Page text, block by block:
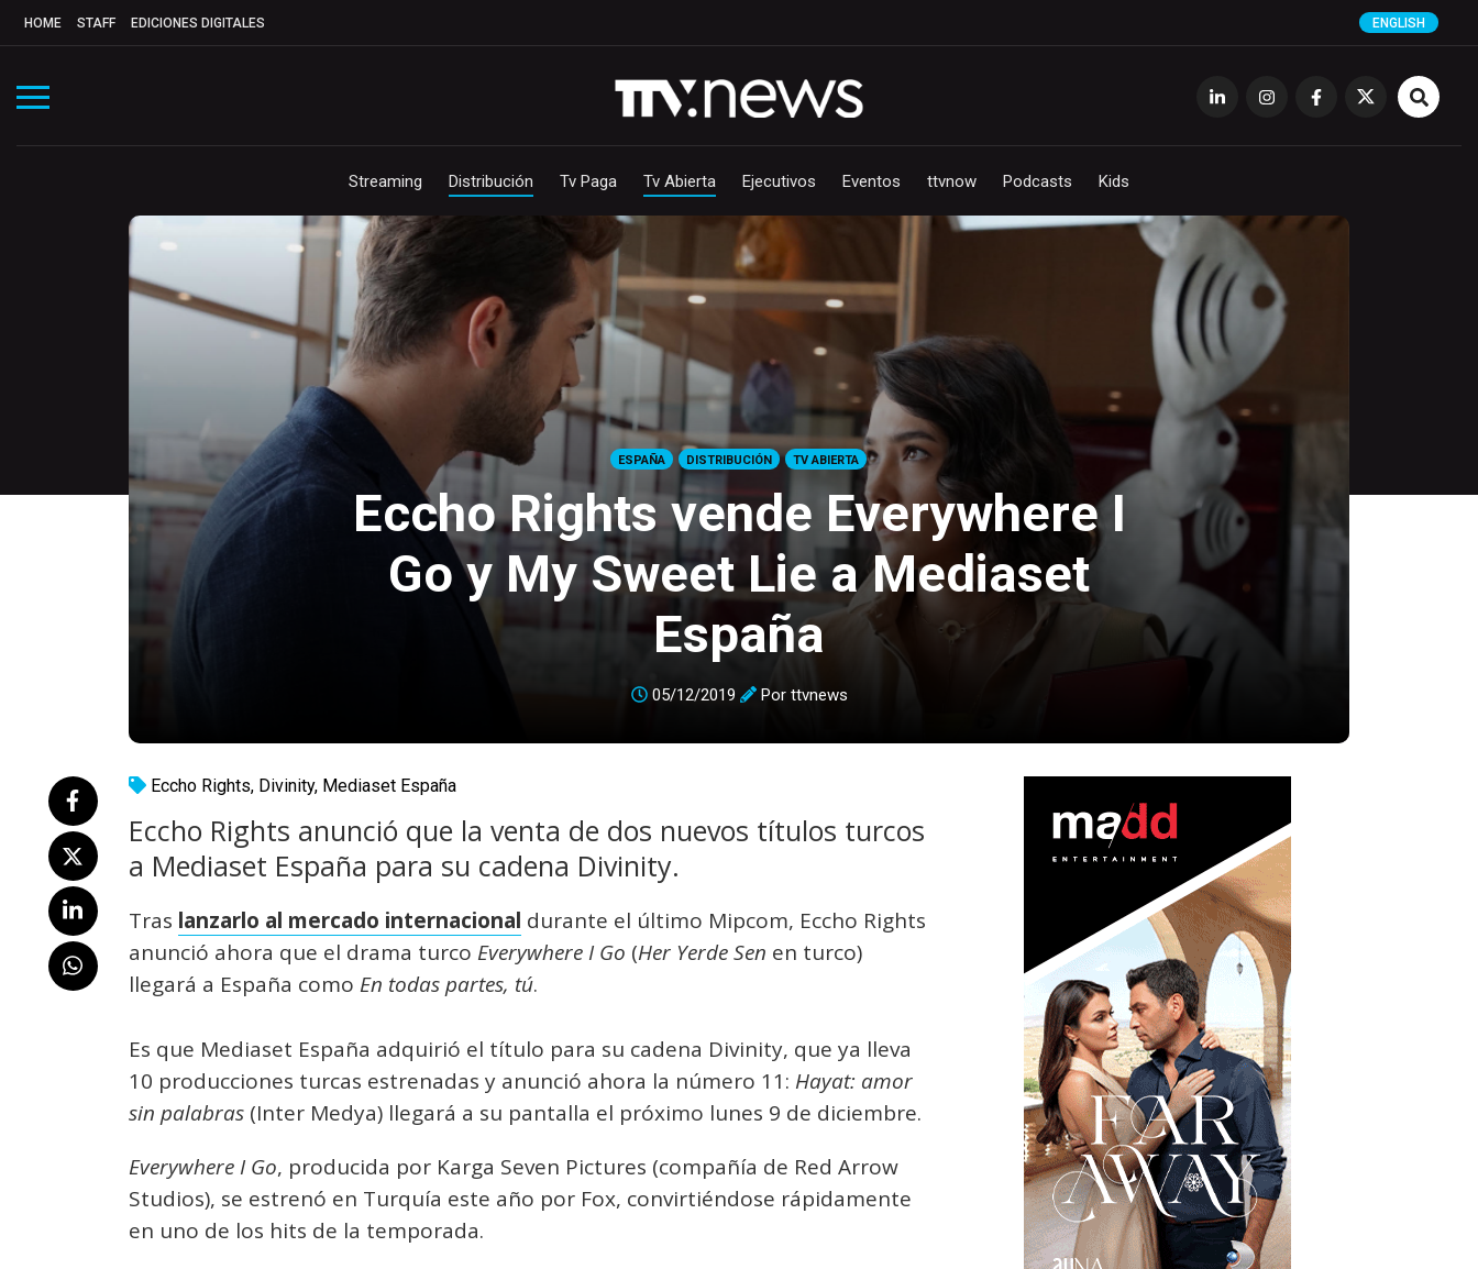
HOME STAFF EDICIONES DIGITALES ENGLISH
Streaming Distribución Tv Paga Tv Abierta Ejecutivos Eventos ttvnow Podcasts Kids
ESPAÑA DISTRIBUCIÓN TV ABIERTA
Eccho Rights vende Everywhere I
Go y My Sweet Lie a Mediaset
España
05/12/2019 Por ttvnews
Eccho Rights, Divinity, Mediaset España
Eccho Rights anunció que la venta de dos nuevos títulos turcos
a Mediaset España para su cadena Divinity.
Tras lanzarlo al mercado internacional durante el último Mipcom, Eccho Rights
anunció ahora que el drama turco Everywhere I Go (Her Yerde Sen en turco)
llegará a España como En todas partes, tú.
Es que Mediaset España adquirió el título para su cadena Divinity, que ya lleva
10 producciones turcas estrenadas y anunció ahora la número 11: Hayat: amor
sin palabras (Inter Medya) llegará a su pantalla el próximo lunes 9 de diciembre.
Everywhere I Go, producida por Karga Seven Pictures (compañía de Red Arrow
Studios), se estrenó en Turquía este año por Fox, convirtiéndose rápidamente
en uno de los hits de la temporada.